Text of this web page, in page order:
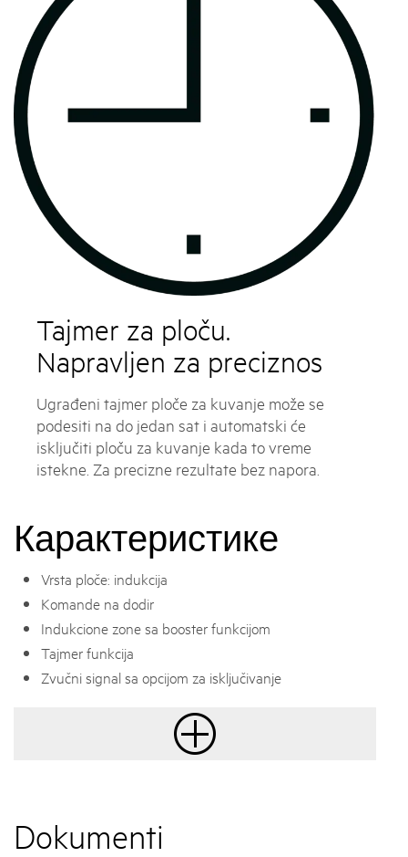
Tajmer za ploču.
Napravljen za preciznos
Ugrađeni tajmer ploče za kuvanje može se
podesiti na do jedan sat i automatski će
isključiti ploču za kuvanje kada to vreme
istekne. Za precizne rezultate bez napora.
Карактеристике
Vrsta ploče: indukcija
Komande na dodir
Indukcione zone sa booster funkcijom
Tajmer funkcija
Zvučni signal sa opcijom za isključivanje
Dokumenti